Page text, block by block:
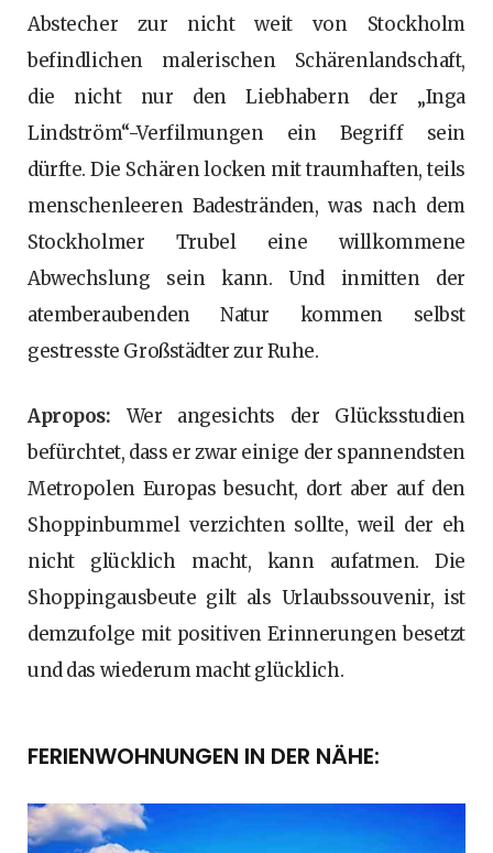
Abstecher zur nicht weit von Stockholm
befindlichen malerischen Schärenlandschaft,
die nicht nur den Liebhabern der „Inga
Lindström“-Verfilmungen ein Begriff sein
dürfte. Die Schären locken mit traumhaften, teils
menschenleeren Badestränden, was nach dem
Stockholmer Trubel eine willkommene
Abwechslung sein kann. Und inmitten der
atemberaubenden Natur kommen selbst
gestresste Großstädter zur Ruhe.
Apropos: Wer angesichts der Glücksstudien
befürchtet, dass er zwar einige der spannendsten
Metropolen Europas besucht, dort aber auf den
Shoppinbummel verzichten sollte, weil der eh
nicht glücklich macht, kann aufatmen. Die
Shoppingausbeute gilt als Urlaubssouvenir, ist
demzufolge mit positiven Erinnerungen besetzt
und das wiederum macht glücklich.
FERIENWOHNUNGEN IN DER NÄHE: